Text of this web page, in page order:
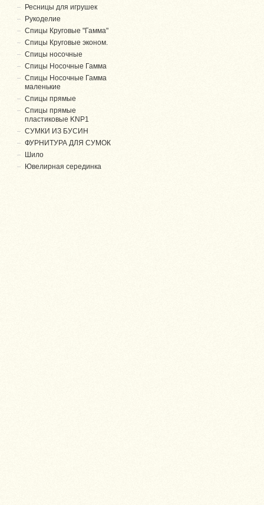
Ресницы для игрушек
Рукоделие
Спицы Круговые "Гамма"
Спицы Круговые эконом.
Спицы носочные
Спицы Носочные Гамма
Спицы Носочные Гамма
маленькие
Спицы прямые
Спицы прямые
пластиковые KNP1
СУМКИ ИЗ БУСИН
ФУРНИТУРА ДЛЯ СУМОК
Шило
Ювелирная серединка